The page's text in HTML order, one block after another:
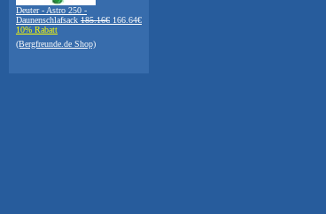
Deuter - Astro 250 -
Daunenschlafsack 185.16€ 166.64€
10% Rabatt
(Bergfreunde.de Shop)